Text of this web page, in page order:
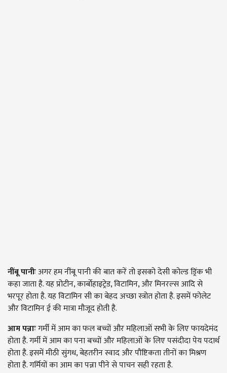
नींबू पानीःअगर हम नींबू पानी की बात करें तो इसको देसी कोल्ड ड्रिंक भी
कहा जाता है. यह प्रोटीन, कार्बोहाइट्रेड, विटामिन, और मिनरल्स आदि से
भरपूर होता है. यह विटामिन सी का बेहद अच्छा स्त्रोत होता है. इसमें फोलेट
और विटामिन ई की मात्रा मौजूद होती है.
आम पन्नाःगर्मी में आम का फल बच्चों और महिलाओं सभी के लिए फायदेमंद
होता है. गर्मी में आम का पना बच्चों और महिलाओं के लिए पसंदीदा पेय पदार्थ
होता है. इसमें मीठी सुंगध, बेहतरीन स्वाद और पौष्टिकता तीनों का मिश्रण
होता है. गर्मियों का आम का पन्ना पीने से पाचन सही रहता है.